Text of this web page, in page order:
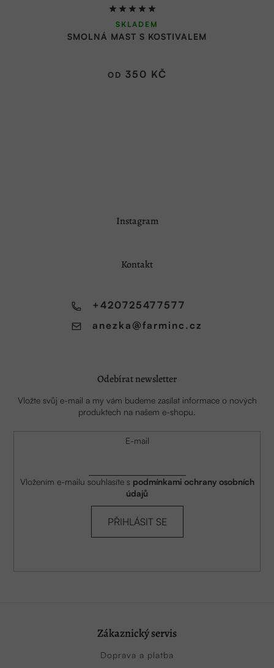
SMOLNÁ MAST S KOSTIVALEM
Průměrné
hodnocení
produktu
SKLADEM
OD 350 KČ
Instagram
Kontakt
anezka @farminc.cz
+420725477577
Odebírat newsletter
Vložte svůj e-mail a my vám budeme zasílat informace o nových
produktech na našem e-shopu.
E-mail
Vložením e-mailu souhlasíte s podmínkami ochrany osobních
údajů
PŘIHLÁSIT SE
Zákaznický servis
Doprava a platba